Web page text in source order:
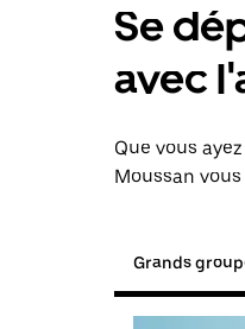
Se
avec
Que vous
Moussan
Grands